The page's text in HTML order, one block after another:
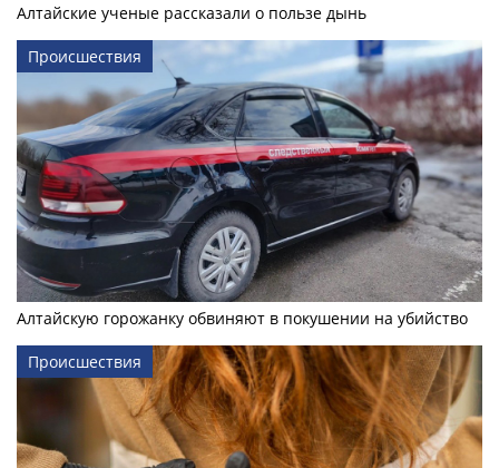
Алтайские ученые рассказали о пользе дынь
Происшествия
Алтайскую горожанку обвиняют в покушении на убийство
Происшествия